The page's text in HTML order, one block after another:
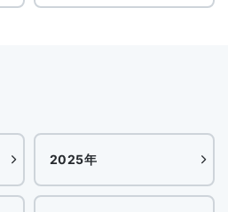
2025年